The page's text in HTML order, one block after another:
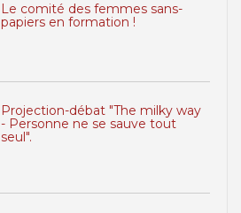
Le comité des femmes sans-
papiers en formation !
Projection-débat "The milky way
- Personne ne se sauve tout
seul".